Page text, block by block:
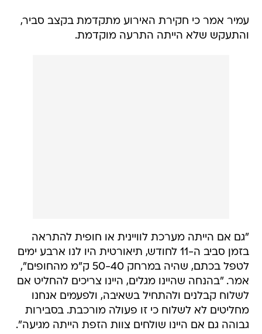
עמיר אמר כי חקירת האירוע מתקדמת בקצב סביר,
והתעקש שלא הייתה התרעה מוקדמת.
"גם אם הייתה מערכת לוויינית או חופית להתראה
בזמן סביב ה-11 לחודש, תיאורטית היו לנו ארבע ימים
לטפל בכתם, שהיה במרחק 50-40 ק"מ מהחופים",
אמר. "בהנחה שהיינו מגלים, היינו צריכים להחליט אם
לשלוח קבלנים ולהתחיל בשאיבה, ולפעמים אנחנו
מחליטים לא לשלוח כי זו פעולה מורכבת. בסבירות
גבוהה גם אם היינו שולחים צוות הזפת הייתה מגיעה".